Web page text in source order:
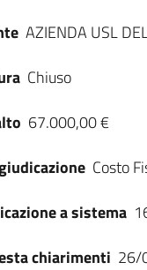
AZIENDA USL
Chiuso
67.000,00 €
Costo
a sistema
chiarimenti 26/